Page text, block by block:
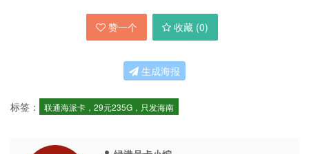
赞一个 收藏 (0)
生成海报
标签： 联通海派卡，29元235G，只发海南